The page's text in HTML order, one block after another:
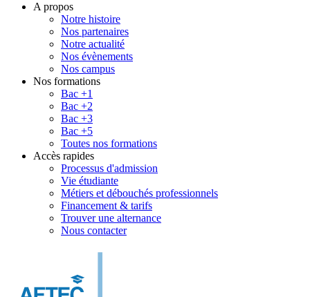
A propos
Notre histoire
Nos partenaires
Notre actualité
Nos évènements
Nos campus
Nos formations
Bac +1
Bac +2
Bac +3
Bac +5
Toutes nos formations
Accès rapides
Processus d'admission
Vie étudiante
Métiers et débouchés professionnels
Financement & tarifs
Trouver une alternance
Nous contacter